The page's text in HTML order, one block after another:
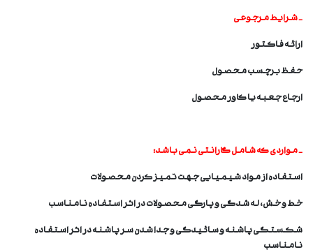
- شرایط مرجوعی
ارائه فاکتور
حفظ برچسب محصول
ارجاع جعبه یا کاور محصول
- مواردی که شامل گارانتی نمی باشد:
استفاده از مواد شیمیایی جهت تمیز کردن محصولات
خط و خش، له شدگی و پارگی محصولات در اثر استفاده نامناسب
شکستگی پاشنه و سائیدگی و جدا شدن سر پاشنه در اثر استفاده
نامناسب